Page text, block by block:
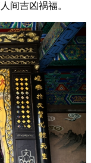
间吉凶祸福。